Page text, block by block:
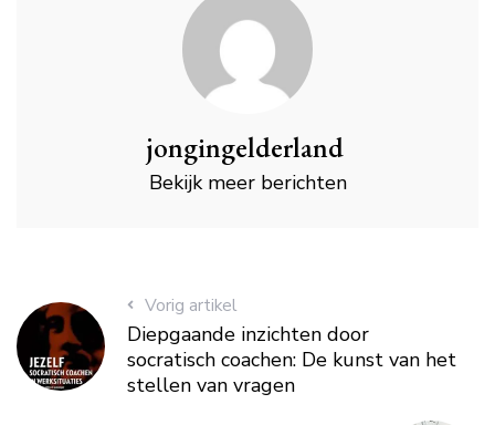
jongingelderland
Bekijk meer berichten
Vorig artikel
Diepgaande inzichten door
socratisch coachen: De kunst van het
stellen van vragen